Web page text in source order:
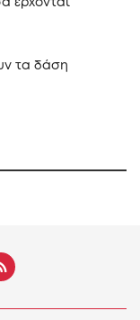
έρχονται
τα δάση